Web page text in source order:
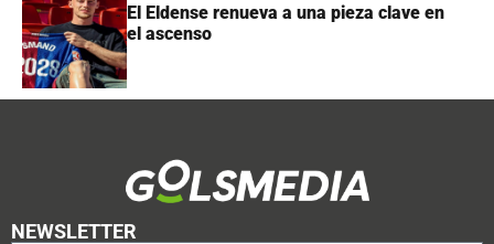
El Eldense renueva a una pieza clave en
el ascenso
NEWSLETTER